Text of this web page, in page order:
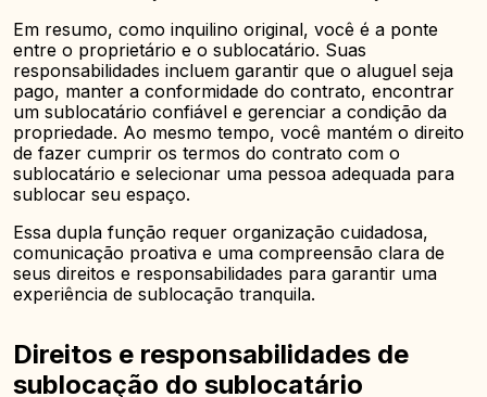
Em resumo, como inquilino original, você é a ponte
entre o proprietário e o sublocatário. Suas
responsabilidades incluem garantir que o aluguel seja
pago, manter a conformidade do contrato, encontrar
um sublocatário confiável e gerenciar a condição da
propriedade. Ao mesmo tempo, você mantém o direito
de fazer cumprir os termos do contrato com o
sublocatário e selecionar uma pessoa adequada para
sublocar seu espaço.
Essa dupla função requer organização cuidadosa,
comunicação proativa e uma compreensão clara de
seus direitos e responsabilidades para garantir uma
experiência de sublocação tranquila.
Direitos e responsabilidades de
sublocação do sublocatário